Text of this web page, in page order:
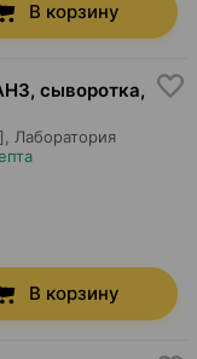
В корзину
сыворотка,
Лаборатория
В корзину